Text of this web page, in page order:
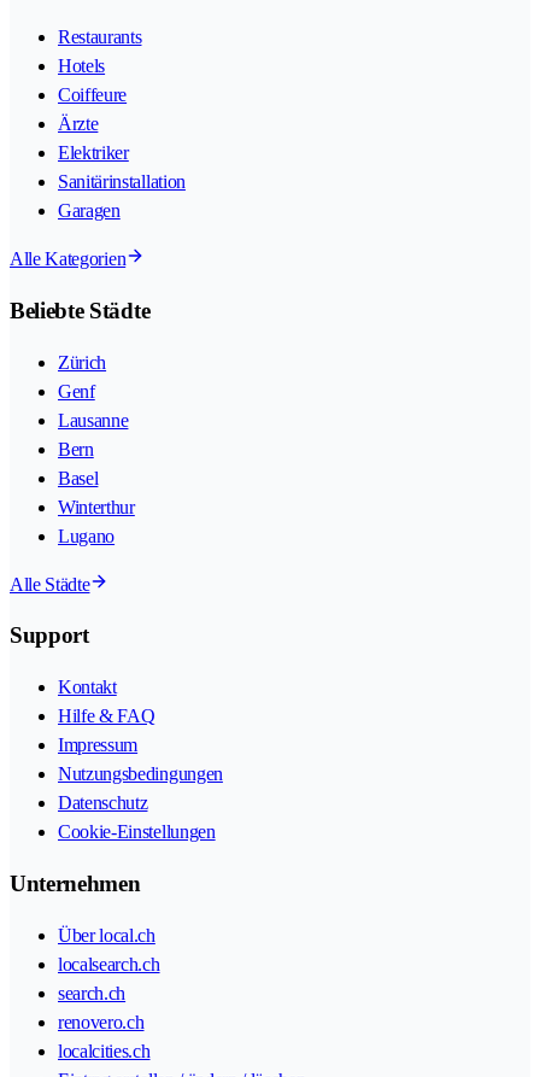
Restaurants
Hotels
Coiffeure
Ärzte
Elektriker
Sanitärinstallation
Garagen
Alle Kategorien
Beliebte Städte
Zürich
Genf
Lausanne
Bern
Basel
Winterthur
Lugano
Alle Städte
Support
Kontakt
Hilfe & FAQ
Impressum
Nutzungsbedingungen
Datenschutz
Cookie-Einstellungen
Unternehmen
Über local.ch
localsearch.ch
search.ch
renovero.ch
localcities.ch